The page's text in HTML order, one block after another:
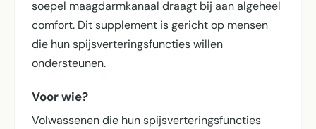
soepel maagdarmkanaal draagt bij aan algeheel
comfort. Dit supplement is gericht op mensen
die hun spijsverterings­functies willen
ondersteunen.
Voor wie?
Volwassenen die hun spijsverterings­functies